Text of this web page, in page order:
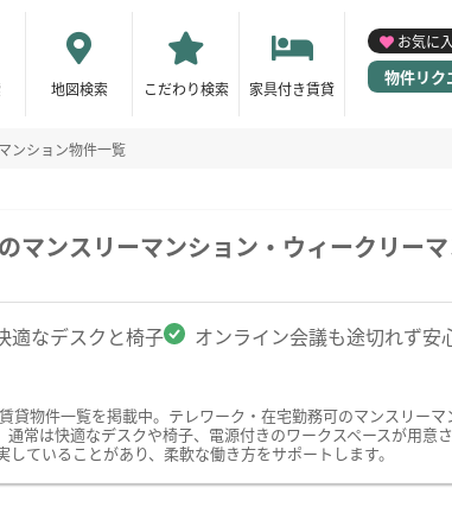
地図検索 こだわり検索 家具付き賃貸
お気に
物件リク
ンション物件一覧
マンスリーマンション・ウィークリー
適なデスクと椅子 オンライン会議も途切れず安
物件一覧を掲載中。テレワーク・在宅勤務可のマンスリー
常は快適なデスクや椅子、電源付きのワークスペースが用意
ていることがあり、柔軟な働き方をサポートします。